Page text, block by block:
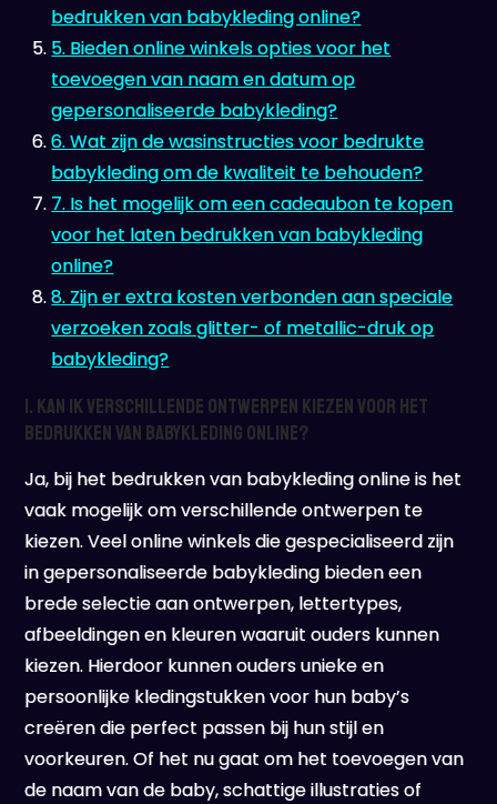
bedrukken van babykleding online?
5. Bieden online winkels opties voor het
toevoegen van naam en datum op
gepersonaliseerde babykleding?
6. Wat zijn de wasinstructies voor bedrukte
babykleding om de kwaliteit te behouden?
7. Is het mogelijk om een cadeaubon te kopen
voor het laten bedrukken van babykleding
online?
8. Zijn er extra kosten verbonden aan speciale
verzoeken zoals glitter- of metallic-druk op
babykleding?
1. Kan ik verschillende ontwerpen kiezen voor het
bedrukken van babykleding online?
Ja, bij het bedrukken van babykleding online is het
vaak mogelijk om verschillende ontwerpen te
kiezen. Veel online winkels die gespecialiseerd zijn
in gepersonaliseerde babykleding bieden een
brede selectie aan ontwerpen, lettertypes,
afbeeldingen en kleuren waaruit ouders kunnen
kiezen. Hierdoor kunnen ouders unieke en
persoonlijke kledingstukken voor hun baby’s
creëren die perfect passen bij hun stijl en
voorkeuren. Of het nu gaat om het toevoegen van
de naam van de baby, schattige illustraties of